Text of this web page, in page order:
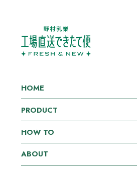
HOME
PRODUCT
HOW TO
ABOUT